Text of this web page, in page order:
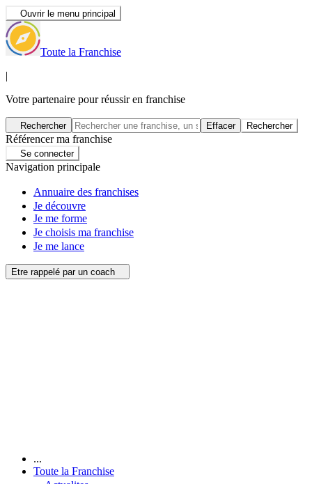
Ouvrir le menu principal
Toute la Franchise
|
Votre partenaire pour réussir en franchise
Rechercher Effacer Rechercher
Référencer ma franchise
Se connecter
Navigation principale
Annuaire des franchises
Je découvre
Je me forme
Je choisis ma franchise
Je me lance
Etre rappelé par un coach
...
Toute la Franchise